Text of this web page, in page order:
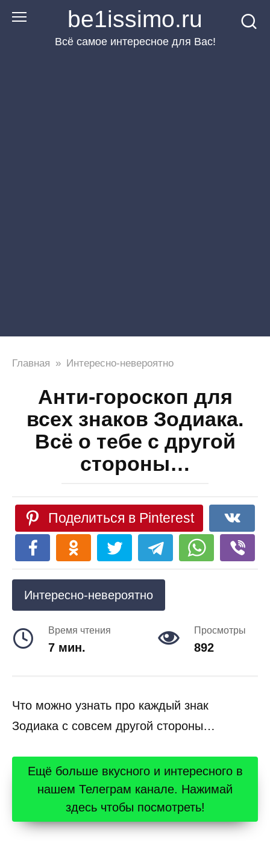
Перейти
be1issimo.ru
Всё самое интересное для Вас!
Главная » Интересно-невероятно
Анти-гороскоп для
всех знаков Зодиака.
Всё о тебе с другой
стороны…
Поделиться в Pinterest
Интересно-невероятно
Время чтения
7 мин.
Просмотры
892
Что можно узнать про каждый знак
Зодиака с совсем другой стороны…
Ещё больше вкусного и интересного в
нашем Телеграм канале. Нажимай
здесь чтобы посмотреть!